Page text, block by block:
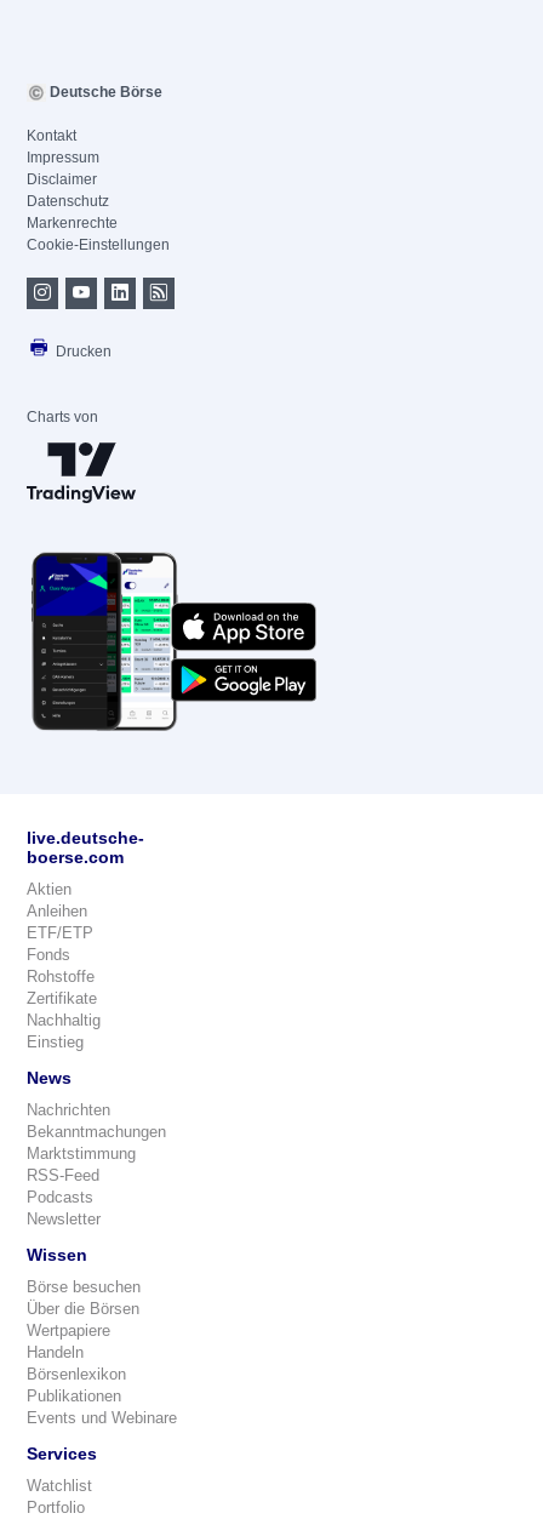
Deutsche Börse
Kontakt
Impressum
Disclaimer
Datenschutz
Markenrechte
Cookie-Einstellungen
Drucken
Charts von
live.deutsche-
boerse.com
Aktien
Anleihen
ETF/ETP
Fonds
Rohstoffe
Zertifikate
Nachhaltig
Einstieg
News
Nachrichten
Bekanntmachungen
Marktstimmung
RSS-Feed
Podcasts
Newsletter
Wissen
Börse besuchen
Über die Börsen
Wertpapiere
Handeln
Börsenlexikon
Publikationen
Events und Webinare
Services
Watchlist
Portfolio